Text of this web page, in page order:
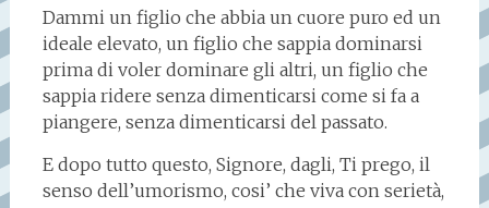
Dammi un figlio che abbia un cuore puro ed un
ideale elevato, un figlio che sappia dominarsi
prima di voler dominare gli altri, un figlio che
sappia ridere senza dimenticarsi come si fa a
piangere, senza dimenticarsi del passato.
E dopo tutto questo, Signore, dagli, Ti prego, il
senso dell’umorismo, cosi’ che viva con serietà,